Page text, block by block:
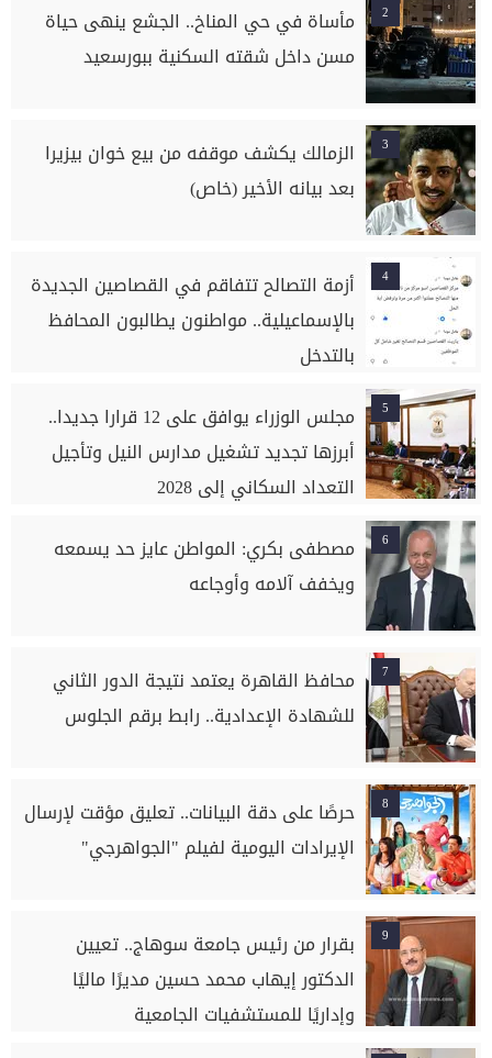
2
مأساة في حي المناخ.. الجشع ينهى حياة
مسن داخل شقته السكنية ببورسعيد
3
الزمالك يكشف موقفه من بيع خوان بيزيرا
بعد بيانه الأخير (خاص)
4
أزمة التصالح تتفاقم في القصاصين الجديدة
بالإسماعيلية.. مواطنون يطالبون المحافظ
بالتدخل
5
مجلس الوزراء يوافق على 12 قرارا جديدا..
أبرزها تجديد تشغيل مدارس النيل وتأجيل
التعداد السكاني إلى 2028
6
مصطفى بكري: المواطن عايز حد يسمعه
ويخفف آلامه وأوجاعه
7
محافظ القاهرة يعتمد نتيجة الدور الثاني
للشهادة الإعدادية.. رابط برقم الجلوس
8
حرصًا على دقة البيانات.. تعليق مؤقت لإرسال
الإيرادات اليومية لفيلم "الجواهرجي"
9
بقرار من رئيس جامعة سوهاج.. تعيين
الدكتور إيهاب محمد حسين مديرًا ماليًا
وإداريًا للمستشفيات الجامعية